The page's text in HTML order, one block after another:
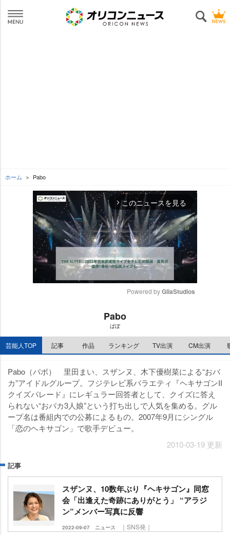
ホーム Pabo
arrow_forward_ios このニュースを見る
e
Powered by GliaStudios
Pabo
ぱぼ
芸能人TOP 記事 作品 ランキング TV出演 CM出演
Pabo（パボ） 里田まい、スザンヌ、木下優樹菜による“おバ
カ”アイドルグループ。フジテレビ系バラエティ『ヘキサゴンII
クイズパレード』にレギュラー回答者として、クイズに答え
られない“おバカ3人娘”という打ち出しで人気を集める。グル
ープ名は番組内での公募によるもの。2007年9月にシングル
「恋のヘキサゴン」で歌手デビュー。
2010-03-19 更新
記事
スザンヌ、10数年ぶり『ヘキサゴン』同窓
会「出逢えた奇跡にありがとう」 “アラジ
ン”メンバー写真に反響
2022-09-07 ニュース ｜SNS発｜